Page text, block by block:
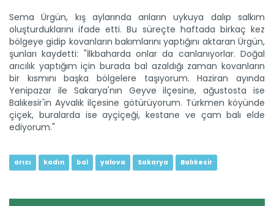
Sema Ürgün, kış aylarında arıların uykuya dalıp salkım
oluşturduklarını ifade etti. Bu süreçte haftada birkaç kez
bölgeye gidip kovanların bakımlarını yaptığını aktaran Ürgün,
şunları kaydetti: "İlkbaharda onlar da canlanıyorlar. Doğal
arıcılık yaptığım için burada bal azaldığı zaman kovanların
bir kısmını başka bölgelere taşıyorum. Haziran ayında
Yenipazar ile Sakarya'nın Geyve ilçesine, ağustosta ise
Balıkesir'in Ayvalık ilçesine götürüyorum. Türkmen köyünde
çiçek, buralarda ise ayçiçeği, kestane ve çam balı elde
ediyorum."
arıcı kadın bal yalova Sakarya Balıkesir
Antalya’da bal kabağı için...
Antalya'nın Aksu ilçesinde, yaz sıcaklıklarının 40 dereceye...
Devamını Oku ->